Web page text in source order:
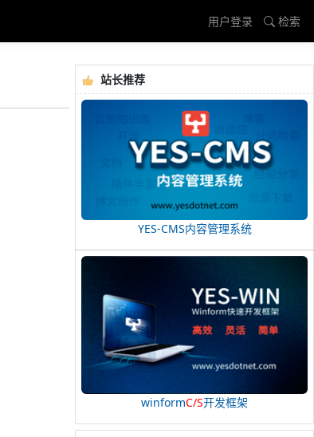
用户登录
检索
站长推荐
YES-CMS内容管理系统
winformC/S开发框架